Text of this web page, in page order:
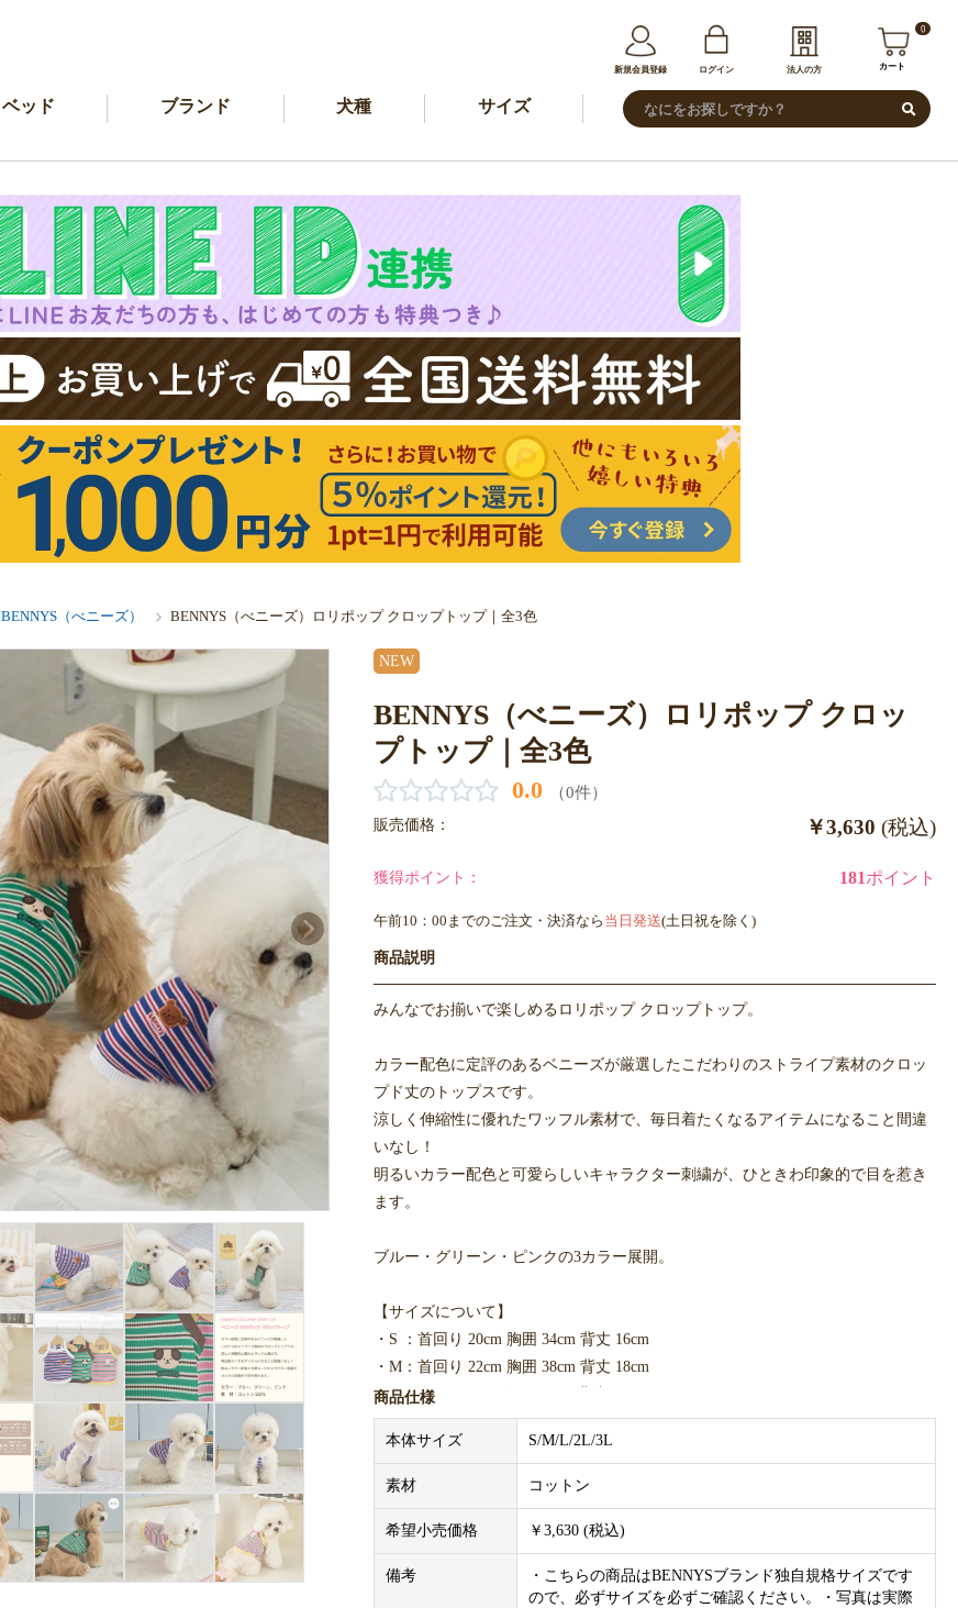
新規会員登録 ログイン 法人の方
0
カート
ベッド ブランド 犬種 サイズ
BENNYS（べニーズ） BENNYS（べニーズ）ロリポップ クロップトップ｜全3色
NEW
BENNYS（べニーズ）ロリポップ クロッ
プトップ｜全3色
0.0 （0件）
販売価格： ￥3,630 (税込)
獲得ポイント： 181ポイント
午前10：00までのご注文・決済なら 当日発送(土日祝を除く)
商品説明
みんなでお揃いで楽しめるロリポップ クロップトップ。
カラー配色に定評のあるベニーズが厳選したこだわりのストライプ素材のクロッ
プド丈のトップスです。
涼しく伸縮性に優れたワッフル素材で、毎日着たくなるアイテムになること間違
いなし！
明るいカラー配色と可愛らしいキャラクター刺繍が、ひときわ印象的で目を惹き
ます。
ブルー・グリーン・ピンクの3カラー展開。
【サイズについて】
・S ：首回り 20cm 胸囲 34cm 背丈 16cm
・M：首回り 22cm 胸囲 38cm 背丈 18cm
・L：首回り 25cm 胸囲 42cm 背丈 21cm
・XL(2L)：首回り 28cm 胸囲 47cm 背丈24cm
・XXL(3L)：首回り 31cm 胸囲 52cm 背丈 27cm
※こちらの商品は、BENNYSのサイズ規格でつくられております。他ブランドと
のサイズ規格は異なりますので、必ず商品画像内サイズ表をご参照ください。
※BENNYS表記サイズとCalulu表記サイズが異なりますので、下記をご参照くだ
さい。
商品仕様
本体サイズ S/M/L/2L/3L
素材 コットン
希望小売価格 ￥3,630 (税込)
備考
・こちらの商品はBENNYSブランド独自規格サイズです
ので、必ずサイズを必ずご確認ください。・写真は実際